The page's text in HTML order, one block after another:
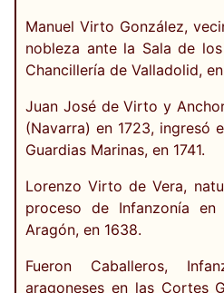
Manuel Virto González,
nobleza ante la Sala de
Chancillería de Valladolid, en
Juan José de Virto y
(Navarra) en 1723, ingresó
Guardias Marinas, en 1741.
Lorenzo Virto de Vera,
proceso de Infanzonía
Aragón, en 1638.
Fueron Caballeros,
aragoneses en las Cortes